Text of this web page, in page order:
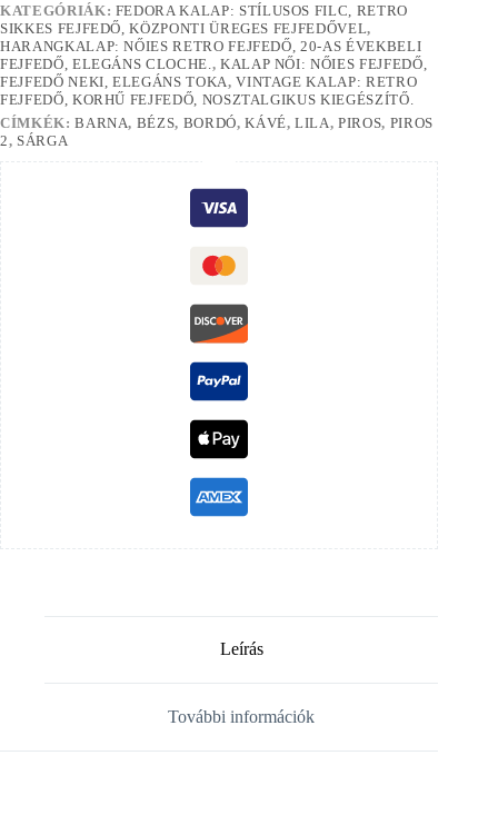
KATEGÓRIÁK: FEDORA KALAP: STÍLUSOS FILC, RETRO
SIKKES FEJFEDŐ, KÖZPONTI ÜREGES FEJFEDŐVEL,
HARANGKALAP: NŐIES RETRO FEJFEDŐ, 20-AS ÉVEKBELI
FEJFEDŐ, ELEGÁNS CLOCHE. , KALAP NŐI: NŐIES FEJFEDŐ,
FEJFEDŐ NEKI, ELEGÁNS TOKA,VINTAGE KALAP: RETRO
FEJFEDŐ, KORHŰ FEJFEDŐ, NOSZTALGIKUS KIEGÉSZÍTŐ.
CÍMKÉK:BARNA, BÉZS, BORDÓ,KÁVÉ,LILA,PIROS, PIROS
2, SÁRGA
Leírás
További információk